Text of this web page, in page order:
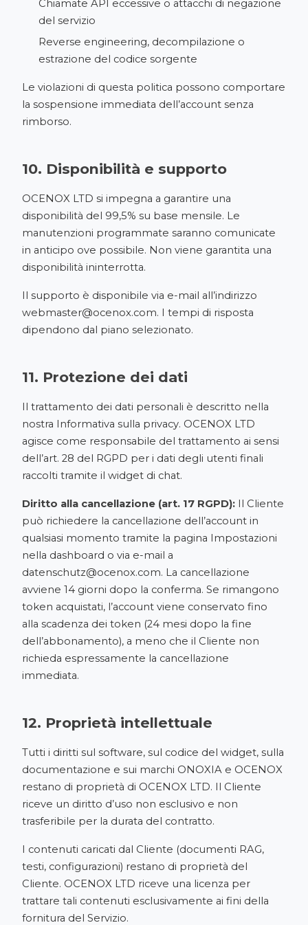
Chiamate API eccessive o attacchi di negazione
del servizio
Reverse engineering, decompilazione o
estrazione del codice sorgente
Le violazioni di questa politica possono comportare
la sospensione immediata dell’account senza
rimborso.
10. Disponibilità e supporto
OCENOX LTD si impegna a garantire una
disponibilità del 99,5% su base mensile. Le
manutenzioni programmate saranno comunicate
in anticipo ove possibile. Non viene garantita una
disponibilità ininterrotta.
Il supporto è disponibile via e-mail all’indirizzo
webmaster@ocenox.com. I tempi di risposta
dipendono dal piano selezionato.
11. Protezione dei dati
Il trattamento dei dati personali è descritto nella
nostra
Informativa sulla privacy. OCENOX LTD
agisce come responsabile del trattamento ai sensi
dell’art. 28 del RGPD per i dati degli utenti finali
raccolti tramite il widget di chat.
Diritto alla cancellazione (art. 17 RGPD): Il Cliente
può richiedere la cancellazione dell’account in
qualsiasi momento tramite la pagina Impostazioni
nella dashboard o via e-mail a
datenschutz@ocenox.com. La cancellazione
avviene 14 giorni dopo la conferma. Se rimangono
token acquistati, l’account viene conservato fino
alla scadenza dei token (24 mesi dopo la fine
dell’abbonamento), a meno che il Cliente non
richieda espressamente la cancellazione
immediata.
12. Proprietà intellettuale
Tutti i diritti sul software, sul codice del widget, sulla
documentazione e sui marchi ONOXIA e OCENOX
restano di proprietà di OCENOX LTD. Il Cliente
riceve un diritto d’uso non esclusivo e non
trasferibile per la durata del contratto.
I contenuti caricati dal Cliente (documenti RAG,
testi, configurazioni) restano di proprietà del
Cliente. OCENOX LTD riceve una licenza per
trattare tali contenuti esclusivamente ai fini della
fornitura del Servizio.